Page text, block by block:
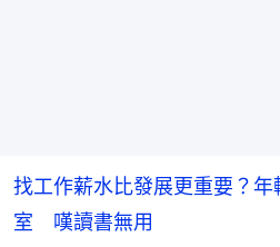
找工作薪水比發展更重要？
室 嘆讀書無用